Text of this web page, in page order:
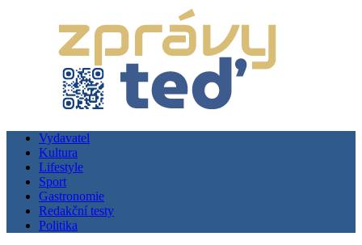
Vydavatel
Kultura
Lifestyle
Sport
Gastronomie
Redakční testy
Politika